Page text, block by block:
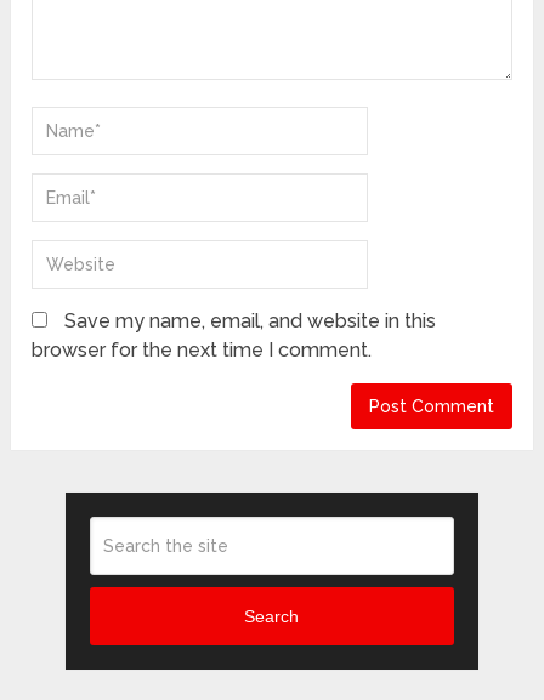
Save my name, email, and website in this
browser for the next time I comment.
Search